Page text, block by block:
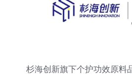
杉海创新旗下个护功效原料